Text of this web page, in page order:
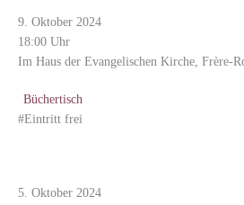
9. Oktober 2024
18:00 Uhr
Im Haus der Evangelischen Kirche, Frère-
Büchertisch
#Eintritt frei
5. Oktober 2024